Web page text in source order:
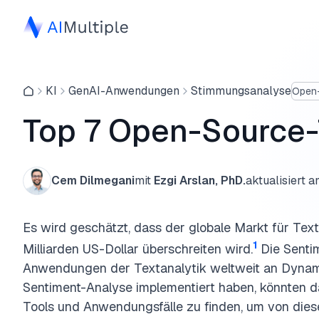
KI GenAI-Anwendungen Stimmungsanalyse
Top 7 Open-
Cem Dilmeganimit Ezgi Arslan, PhD.aktualisiert
Es wird geschätzt, dass der globale Markt für
Milliarden US-Dollar überschreiten wird.1 Die
Anwendungen der Textanalytik weltweit an
Sentiment-Analyse implementiert haben, könnten
Tools und Anwendungsfälle zu finden, um von